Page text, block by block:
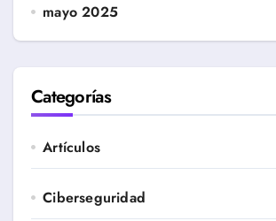
mayo 2025
Categorías
Artículos
Ciberseguridad